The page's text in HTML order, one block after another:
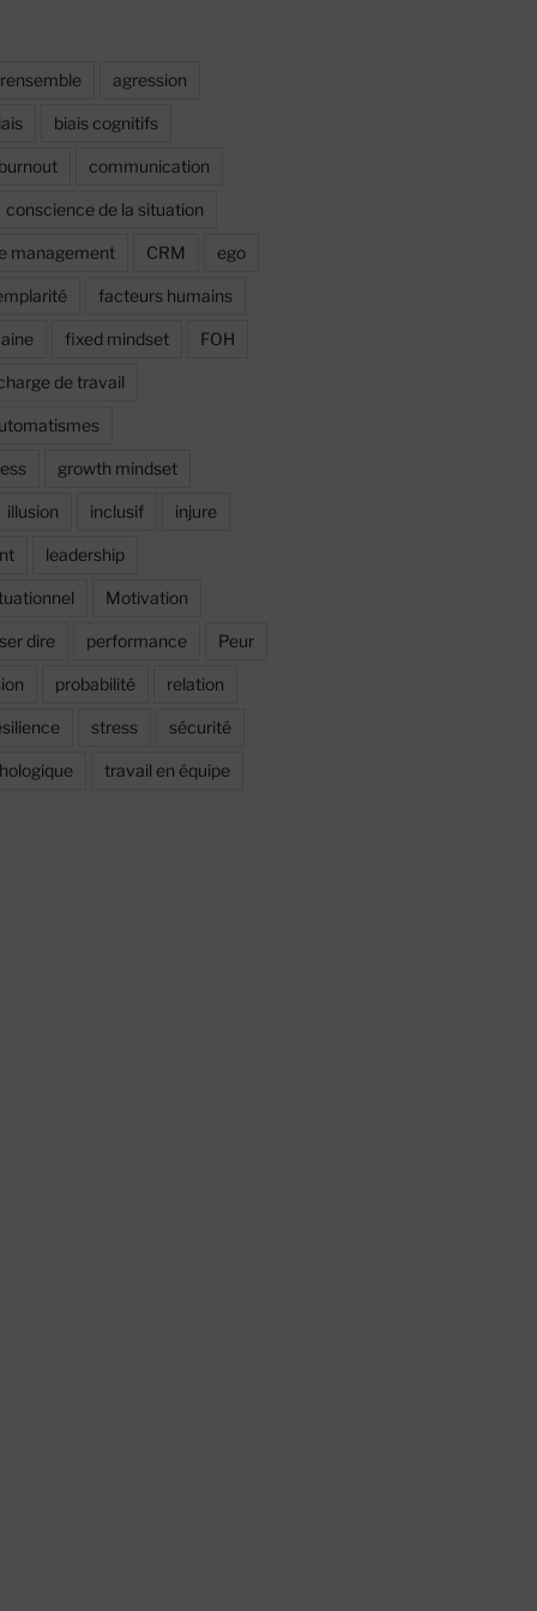
agression
biais cognitifs
burnout communication
conscience de la situation
management CRM ego
facteurs humains
fixed mindset FOH
de travail
growth mindset
illusion inclusif injure
leadership
Motivation
dire performance Peur
probabilité relation
stress sécurité
travail en équipe